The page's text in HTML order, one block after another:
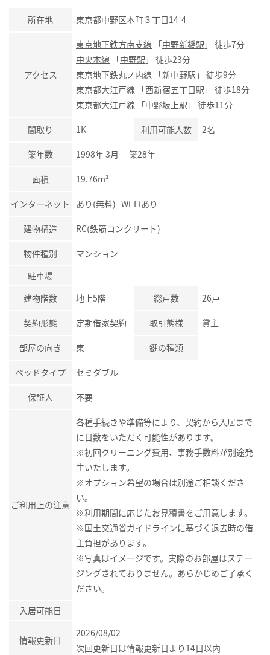
所在地 東京都中野区本町３丁目14-4
アクセス
東京地下鉄方南支線 「中野新橋駅 」 徒歩7分
中央本線 「中野駅 」 徒歩23分
東京地下鉄丸ノ内線 「新中野駅 」 徒歩9分
東京都大江戸線 「西新宿五丁目駅 」 徒歩18分
東京都大江戸線 「中野坂上駅 」 徒歩11分
間取り 1K 利用可能人数 2名
築年数 1998年 3月 築28年
面積 19.76m²
インターネット あり(無料) Wi-Fiあり
建物構造 RC(鉄筋コンクリート)
物件種別
マンション
駐車場
建物階数
地上5階 総戸数 26戸
契約形態 定期借家契約 取引態様 貸主
部屋の向き 東 鍵の種類
ベッドタイプ セミダブル
保証人 不要
ご利用上の注意
各種手続きや準備等により、契約から入居まで
に日数をいただく可能性があります。
※初回クリーニング費用、事務手数料が別途発
生いたします。
※オプション希望の場合は別途ご相談くださ
い。
※利用期間に応じたお見積書をご用意します。
※国土交通省ガイドラインに基づく退去時の借
主負担があります。
※写真はイメージです。実際のお部屋はステー
ジングされておりません。あらかじめご了承く
ださい。
入居可能日
情報更新日
2026/08/02
次回更新日は情報更新日より14日以内